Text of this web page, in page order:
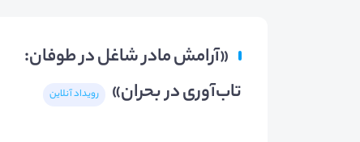
«آرامش مادر شاغل در طوفان:
تاب‌آوری در بحران»
رویداد آنلاین